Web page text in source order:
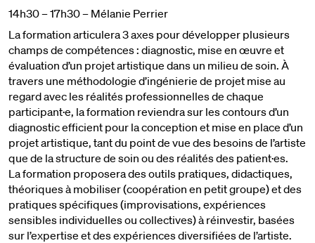
14h30 – 17h30 – Mélanie Perrier
La formation articulera 3 axes pour développer plusieurs
champs de compétences : diagnostic, mise en œuvre et
évaluation d’un projet artistique dans un milieu de soin. À
travers une méthodologie d’ingénierie de projet mise au
regard avec les réalités professionnelles de chaque
participant·e, la formation reviendra sur les contours d’un
diagnostic efficient pour la conception et mise en place d’un
projet artistique, tant du point de vue des besoins de l’artiste
que de la structure de soin ou des réalités des patient·es.
La formation proposera des outils pratiques, didactiques,
théoriques à mobiliser (coopération en petit groupe) et des
pratiques spécifiques (improvisations, expériences
sensibles individuelles ou collectives) à réinvestir, basées
sur l’expertise et des expériences diversifiées de l’artiste.